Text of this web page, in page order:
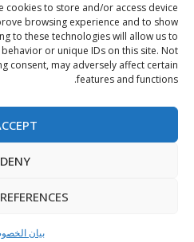
cookies to store and/or access device
browsing experience and to show
to these technologies will allow us to
or unique IDs on this site. Not
consent, may adversely affect certain
features and functions.
DENY
بيان
أخبار المجتمع مجتمعي
الشارقة لإدارة الأصول تنظم
بيان الخصوصية سياسة
حول
|DarkNews